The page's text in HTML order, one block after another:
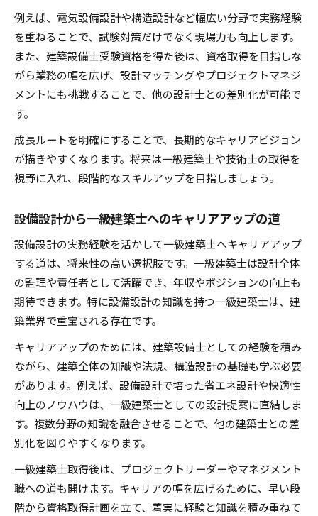
例えば、電気設備設計や構造設計など幅広い分野で実務経験
を重ねることで、試験対策だけでなく現場力も向上します。
また、建築設備士受験資格を得た後は、資格取得を目指しな
がら業務の幅を広げ、設計マッチングやプロジェクトマネジ
メントにも挑戦することで、他の設計士との差別化が可能で
す。
成長ルートを明確にすることで、長期的なキャリアビジョン
が描きやすくなります。将来は一級建築士や技術士の取得を
視野に入れ、段階的なスキルアップを目指しましょう。
設備設計から一級建築士へのキャリアアップの道
設備設計の実務経験を活かして一級建築士へキャリアアップ
する道は、将来性の高い選択肢です。一級建築士は設計全体
の監理や責任者として活躍でき、年収やポジションの向上も
期待できます。特に設備設計の知識を持つ一級建築士は、建
築業界で重宝される存在です。
キャリアアップのためには、建築設備士としての経験を積み
ながら、建築全体の知識や法規、構造設計の基礎も学ぶ必要
があります。例えば、設備設計で培った省エネ設計や快適性
向上のノウハウは、一級建築士としての設計提案に直結しま
す。複数分野の知識を融合させることで、他の建築士との差
別化を図りやすくなります。
一級建築士取得後は、プロジェクトリーダーやマネジメント
職への道も開けます。キャリアの幅を広げるために、早い段
階から資格取得計画を立て、着実に経験と知識を積み重ねて